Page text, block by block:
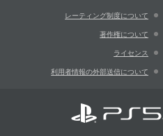
レーティング制度について
著作権について
ライセンス
利用者情報の外部送信について